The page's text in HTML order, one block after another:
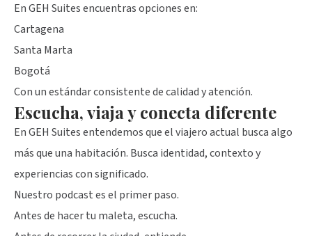
En GEH Suites encuentras opciones en:
Cartagena
Santa Marta
Bogotá
Con un estándar consistente de calidad y atención.
Escucha, viaja y conecta diferente
En GEH Suites entendemos que el viajero actual busca algo
más que una habitación. Busca identidad, contexto y
experiencias con significado.
Nuestro podcast es el primer paso.
Antes de hacer tu maleta, escucha.